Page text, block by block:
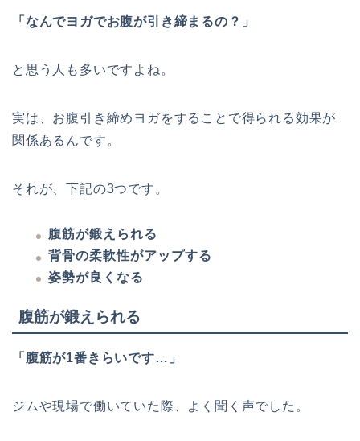
「なんでヨガでお腹が引き締まるの？」
と思う人も多いですよね。
実は、お腹引き締めヨガをすることで得られる効果が
関係あるんです。
それが、下記の3つです。
腹筋が鍛えられる
背骨の柔軟性がアップする
姿勢が良くなる
腹筋が鍛えられる
「腹筋が1番きらいです…」
ジムや現場で働いていた際、よく聞く声でした。